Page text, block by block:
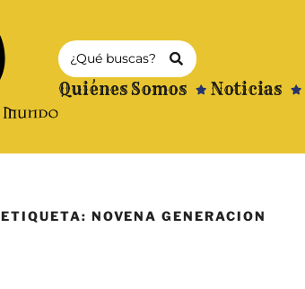
Quiénes Somos Noticias
ETIQUETA: NOVENA GENERACION